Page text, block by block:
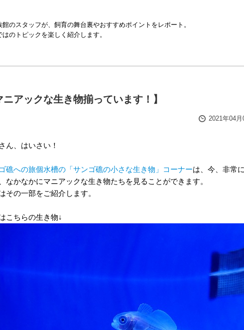
のスタッフが、飼育の舞台裏やおすすめポイントをレポート。
のトピックを楽しく紹介します。
ニアックな生き物揃っています！】
2021年04月
ん、はいさい！
礁への旅個水槽の「サンゴ礁の小さな生き物」コーナーは、今、非常
なかなかにマニアックな生き物たちを見ることができます。
その一部をご紹介します。
こちらの生き物↓